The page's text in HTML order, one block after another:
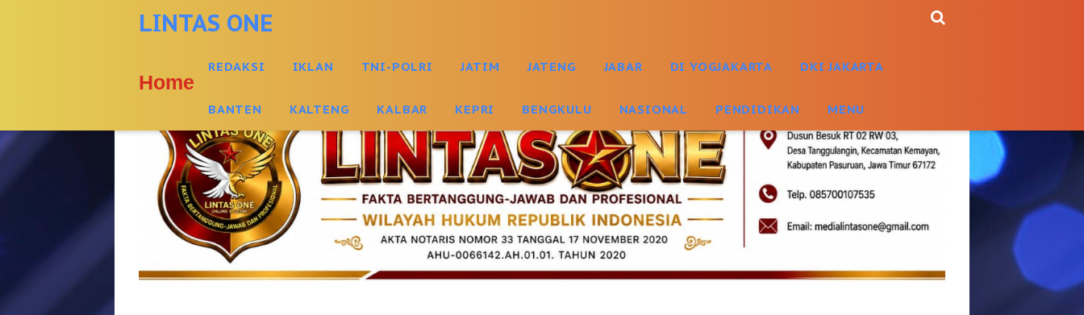
LINTAS ONE
Home
REDAKSI IKLAN TNI-POLRI JATIM JATENG JABAR DI YOGJAKARTA DKI JAKARTA
BANTEN KALTENG KALBAR KEPRI BENGKULU NASIONAL PENDIDIKAN MENU